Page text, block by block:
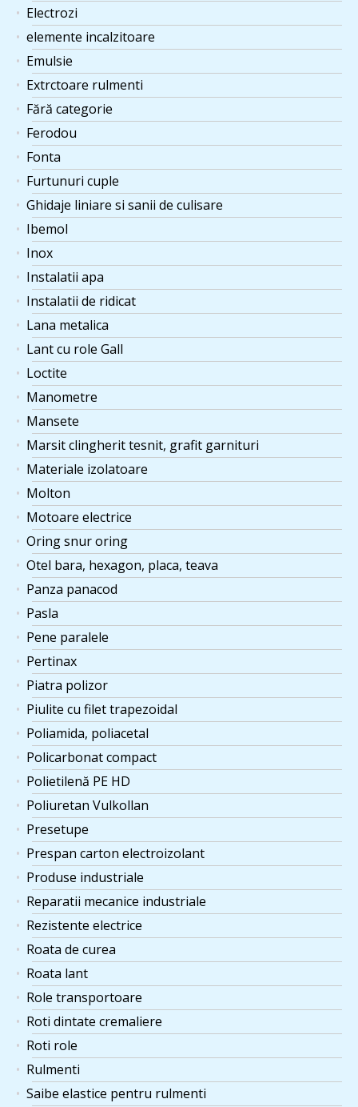
Electrozi
elemente incalzitoare
Emulsie
Extrctoare rulmenti
Fără categorie
Ferodou
Fonta
Furtunuri cuple
Ghidaje liniare si sanii de culisare
Ibemol
Inox
Instalatii apa
Instalatii de ridicat
Lana metalica
Lant cu role Gall
Loctite
Manometre
Mansete
Marsit clingherit tesnit, grafit garnituri
Materiale izolatoare
Molton
Motoare electrice
Oring snur oring
Otel bara, hexagon, placa, teava
Panza panacod
Pasla
Pene paralele
Pertinax
Piatra polizor
Piulite cu filet trapezoidal
Poliamida, poliacetal
Policarbonat compact
Polietilenă PE HD
Poliuretan Vulkollan
Presetupe
Prespan carton electroizolant
Produse industriale
Reparatii mecanice industriale
Rezistente electrice
Roata de curea
Roata lant
Role transportoare
Roti dintate cremaliere
Roti role
Rulmenti
Saibe elastice pentru rulmenti